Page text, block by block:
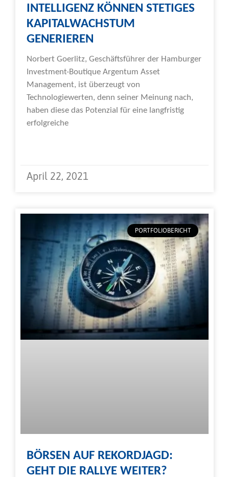
INTELLIGENZ KÖNNEN STETIGES
KAPITALWACHSTUM
GENERIEREN
Norbert Goerlitz, Geschäftsführer der Hamburger
Investment-Boutique Argentum Asset
Management, ist überzeugt von
Technologiewerten, denn seiner Meinung nach,
haben diese das Potenzial für eine langfristig
erfolgreiche
April 22, 2021
PORTFOLIOBERICHT
BÖRSEN AUF REKORDJAGD:
GEHT DIE RALLYE WEITER?